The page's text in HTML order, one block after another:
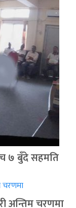
७ बुँदे सहमति
अन्तिम चरणमा